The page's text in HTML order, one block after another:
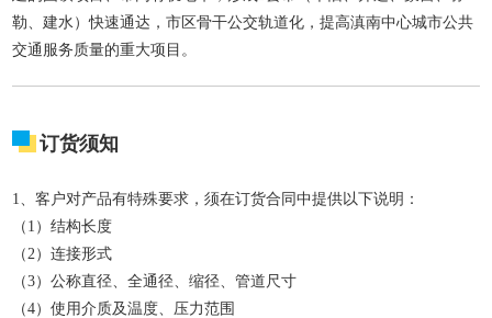
勒、建水）快速通达，市区骨干公交轨道化，提高滇南中心城市公共
交通服务质量的重大项目。
订货须知
1、客户对产品有特殊要求，须在订货合同中提供以下说明：
（1）结构长度
（2）连接形式
（3）公称直径、全通径、缩径、管道尺寸
（4）使用介质及温度、压力范围